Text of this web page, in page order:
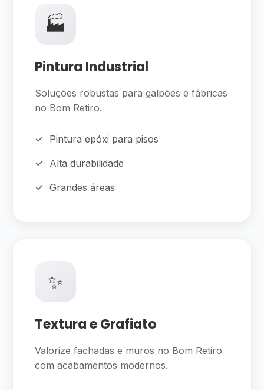
🏭
Pintura Industrial
Soluções robustas para galpões e fábricas
no Bom Retiro.
Pintura epóxi para pisos
Alta durabilidade
Grandes áreas
✨
Textura e Grafiato
Valorize fachadas e muros no Bom Retiro
com acabamentos modernos.